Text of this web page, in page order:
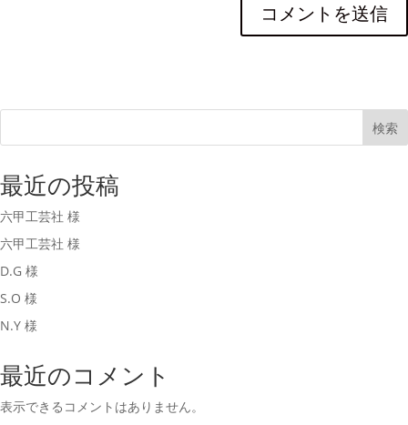
検索
最近の投稿
六甲工芸社 様
六甲工芸社 様
D.G 様
S.O 様
N.Y 様
最近のコメント
表示できるコメントはありません。